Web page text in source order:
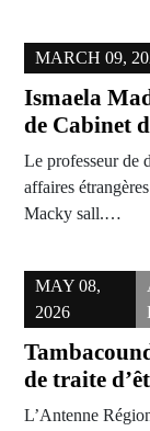
MARCH 09,
Ismaela
de Cabinet
Le professeur de
affaires
Macky sall.…
MAY 08,
2026
de traite
L’Antenne